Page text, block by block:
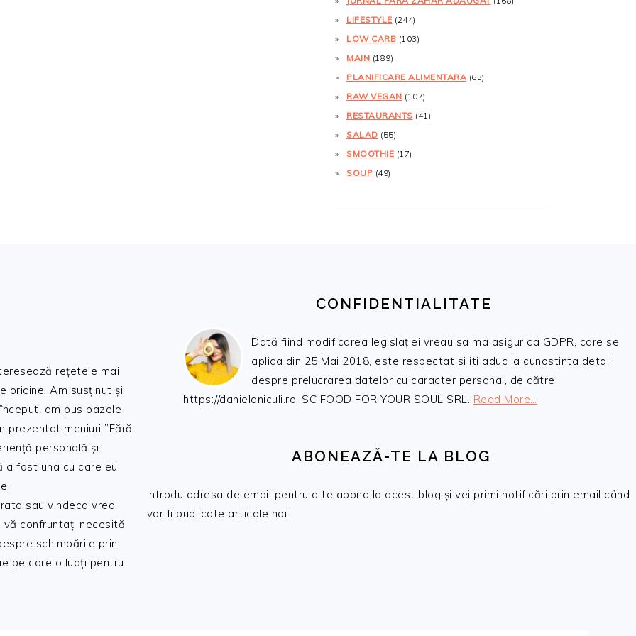
LIFESTYLE (244)
LOW CARB (103)
MAIN (189)
PLANIFICARE ALIMENTARA (63)
RAW VEGAN (107)
RESTAURANTS (41)
SALAD (55)
SMOOTHIE (17)
SOUP (49)
rețetele mai
oricine. Am susținut și
am pus bazele
prezentat meniuri ”Fără
personală și
a fost una cu care eu
sau vindeca vreo
confruntați necesită
schimbările prin
pe care o luați pentru
CONFIDENTIALITATE
Dată fiind modificarea legislației vreau sa ma asigur ca GDPR, care se
aplica din 25 Mai 2018, este respectat si iti aduc la cunostinta detalii
despre prelucrarea datelor cu caracter personal, de către
https://danielaniculi.ro, SC FOOD FOR YOUR SOUL SRL. Read More…
ABONEAZĂ-TE LA BLOG
Introdu adresa de email pentru a te abona la acest blog și vei primi notificări prin email când
vor fi publicate articole noi.